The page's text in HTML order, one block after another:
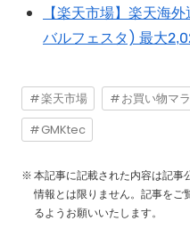
【楽天市場】楽天海
バルフェスタ) 最大
楽天市場 お買い物マ
GMKtec
本記事に記載された内容は記事
情報とは限りません。記事をご
るようお願いいたします。